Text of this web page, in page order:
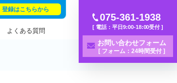
登録はこちらから
よくある質問
075-361-1938
[ 電話：平日9:00-18:00受付 ]
お問い合わせフォーム
[ フォーム：24時間受付 ]